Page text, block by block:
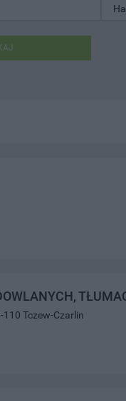
Tczew-Czarlin